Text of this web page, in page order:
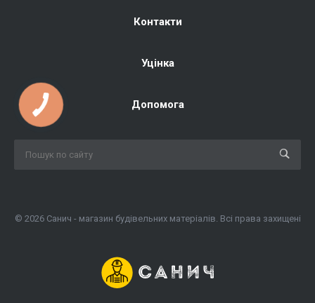
Контакти
Уцінка
Допомога
© 2026 Санич - магазин будівельних матеріалів. Всі права захищені